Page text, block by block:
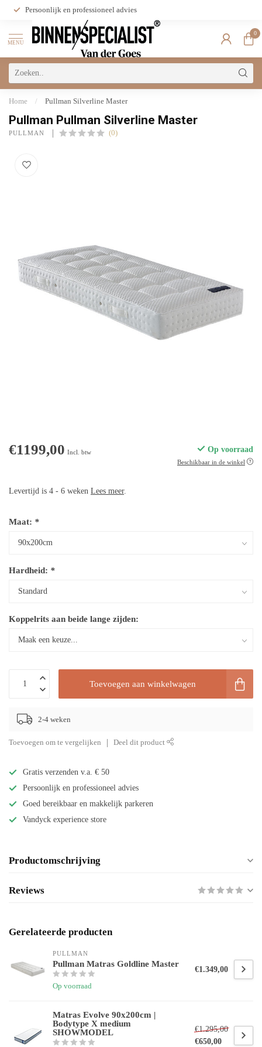
Persoonlijk en professioneel advies
MENU
0
Home / Pullman Silverline Master
Pullman Pullman Silverline Master
PULLMAN (0)
€1199,00 Incl. btw Op voorraad
Beschikbaar in de winkel
Levertijd is 4 - 6 weken Lees meer.
Maat: *
Hardheid: *
Koppelrits aan beide lange zijden:
Toevoegen aan winkelwagen
2-4 weken
Toevoegen om te vergelijken Deel dit product
Gratis verzenden v.a. € 50
Persoonlijk en professioneel advies
Goed bereikbaar en makkelijk parkeren
Vandyck experience store
Productomschrijving
Reviews
Gerelateerde producten
PULLMAN
Pullman Matras Goldline Master
Op voorraad
€1.349,00
Matras Evolve 90x200cm |
Bodytype X medium
SHOWMODEL
€1.295,00
€650,00